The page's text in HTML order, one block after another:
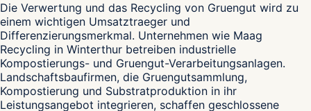
Die Verwertung und das Recycling von Gruengut wird zu
einem wichtigen Umsatztraeger und
Differenzierungsmerkmal. Unternehmen wie Maag
Recycling in Winterthur betreiben industrielle
Kompostierungs- und Gruengut-Verarbeitungsanlagen.
Landschaftsbaufirmen, die Gruengutsammlung,
Kompostierung und Substratproduktion in ihr
Leistungsangebot integrieren, schaffen geschlossene